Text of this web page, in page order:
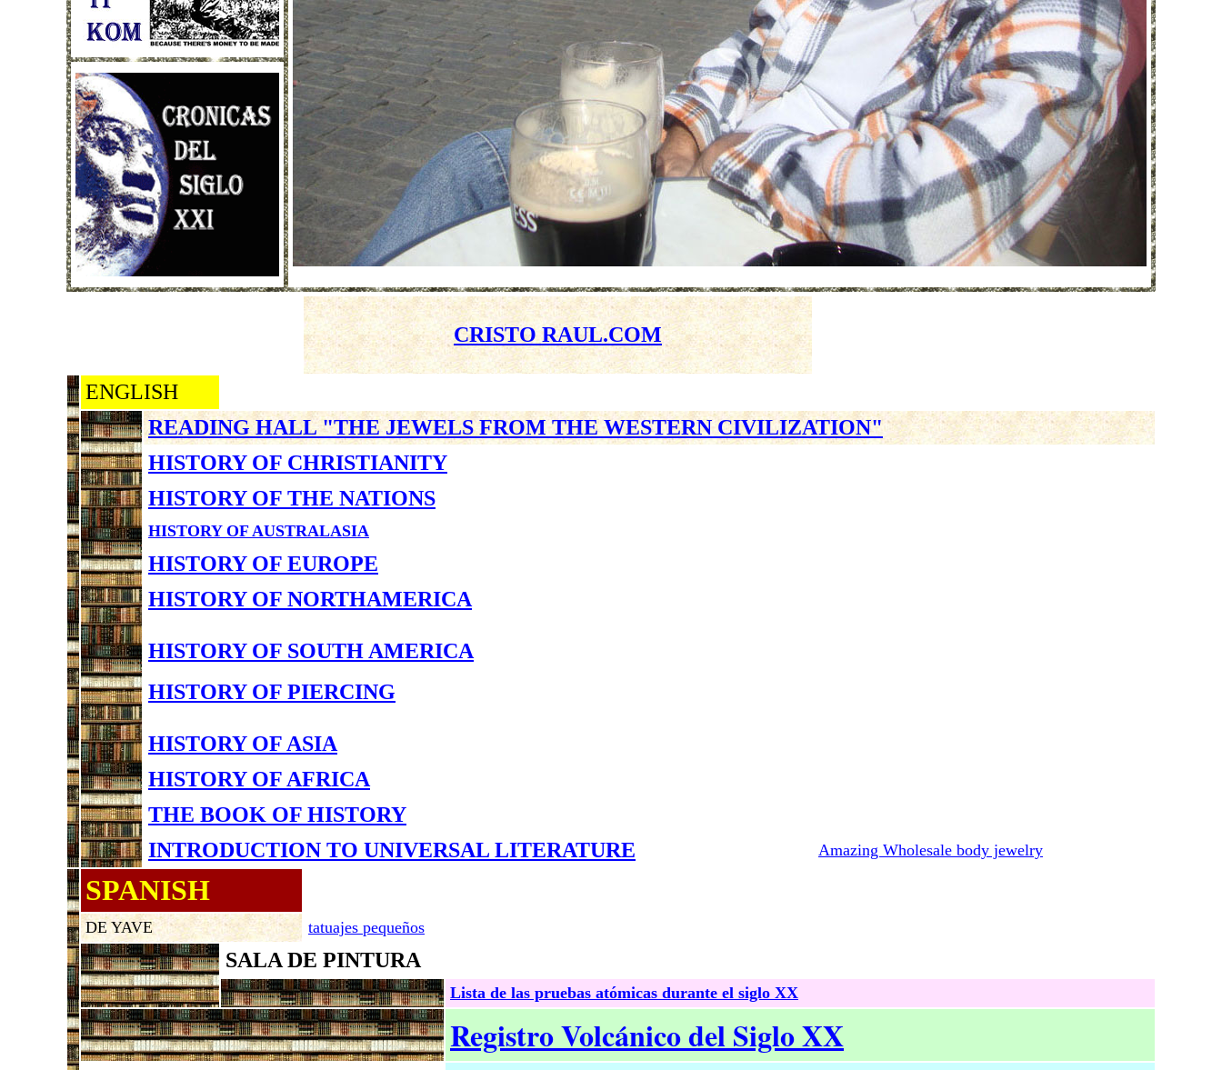
CRISTO RAUL.COM
ENGLISH
READING HALL "THE JEWELS FROM THE WESTERN CIVILIZATION"
HISTORY OF CHRISTIANITY
HISTORY OF THE NATIONS
HISTORY OF AUSTRALASIA
HISTORY OF EUROPE
HISTORY OF NORTHAMERICA
HISTORY OF SOUTH AMERICA
HISTORY OF PIERCING
HISTORY OF ASIA
HISTORY OF AFRICA
THE BOOK OF HISTORY
INTRODUCTION TO UNIVERSAL LITERATURE
Amazing Wholesale body jewelry
SPANISH
DE YAVE tatuajes pequeños
SALA DE PINTURA
Lista de las pruebas atómicas durante el siglo XX
Registro Volcánico del Siglo XX